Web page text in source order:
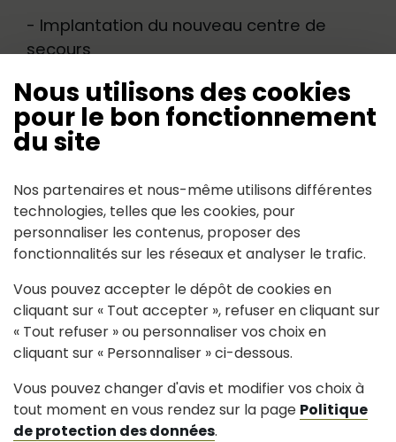
Nous utilisons des cookies
pour le bon fonctionnement
du site
Nos partenaires et nous-même utilisons différentes
technologies, telles que les cookies, pour
personnaliser les contenus, proposer des
fonctionnalités sur les réseaux et analyser le trafic.
Vous pouvez accepter le dépôt de cookies en
cliquant sur « Tout accepter », refuser en cliquant sur
« Tout refuser » ou personnaliser vos choix en
cliquant sur « Personnaliser » ci-dessous.
Vous pouvez changer d'avis et modifier vos choix à
tout moment en vous rendez sur la page Politique
de protection des données.
- Implantation du nouveau centre de
secours
Suivez-nous
Partagez avec #jouesurerdre
Mairie de Joué-sur-Erdre
Tél : 02 40 72 35 43
Contactez nous